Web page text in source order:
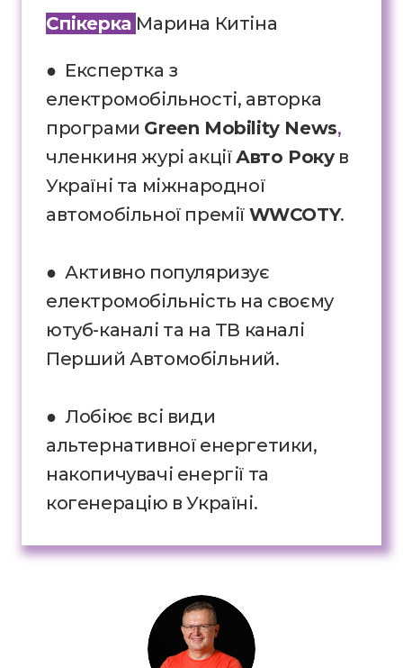
Спікерка Марина Китіна
● Експертка з
електромобільності, авторка
програми Green Mobility News,
членкиня журі акціїАвто Рокув
Україні та міжнародної
автомобільної премії WWCOTY.
● Активно популяризує
електромобільність на своєму
ютуб-каналі та на ТВ каналі
Перший Автомобільний.
● Лобіює всі види
альтернативної енергетики,
накопичувачі енергії та
когенерацію в Україні.